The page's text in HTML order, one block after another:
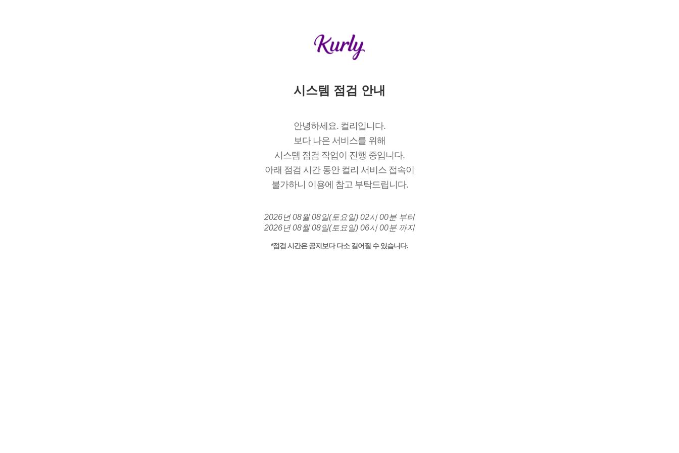
시스템 점검 안내
안녕하세요. 컬리입니다.
보다 나은 서비스를 위해
시스템 점검 작업이 진행 중입니다.
아래 점검 시간 동안 컬리 서비스 접속이
불가하니 이용에 참고 부탁드립니다.
2026년 08월 08일(토요일) 02시 00분 부터
2026년 08월 08일(토요일) 06시 00분 까지
*점검 시간은 공지보다 다소 길어질 수 있습니다.